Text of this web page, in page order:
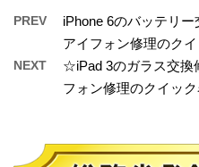
PREV
iPhone 6のバッテリ
アイフォン修理のク
NEXT
☆iPad 3のガラス交換
フォン修理のクイッ